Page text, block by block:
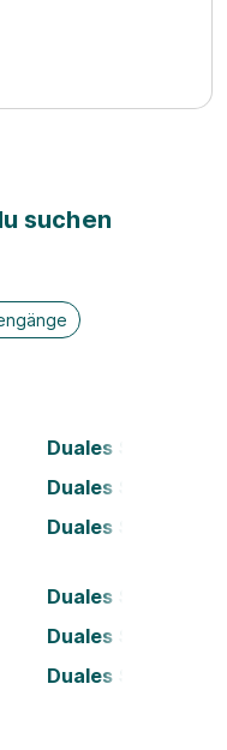
suchen
Duales Studium
Duales Studium
Duales Studium
Duales Studium
Duales Studium
Duales Studium